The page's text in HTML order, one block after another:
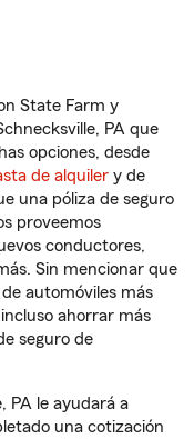
State Farm y
PA que
opciones, desde
de alquiler y de
una póliza de seguro
proveemos
conductores,
Sin mencionar que
automóviles más
ahorrar más
seguro de
PA le ayudará a
una cotización